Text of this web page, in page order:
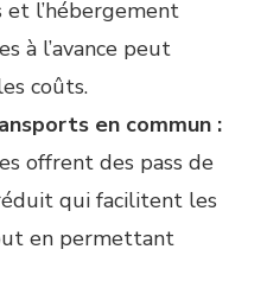
et l’hébergement
à l’avance peut
coûts.
en commun :
offrent des pass de
qui facilitent les
en permettant